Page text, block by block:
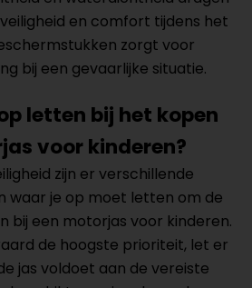
en comfort tijdens het
zorgt voor
bij een gevaarlijke situatie.
letten bij het kopen
voor kinderen?
zijn er verschillende
waar je op moet letten om de
bij een motorjas voor kinderen.
de hoogste prioriteit, let er
jas voldoet aan de vereiste